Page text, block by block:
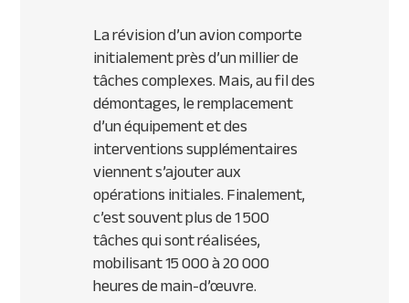
La révision d’un avion comporte
initialement près d’un millier de
tâches complexes. Mais, au fil des
démontages, le remplacement
d’un équipement et des
interventions supplémentaires
viennent s’ajouter aux
opérations initiales. Finalement,
c’est souvent plus de 1 500
tâches qui sont réalisées,
mobilisant 15 000 à 20 000
heures de main-d’œuvre.